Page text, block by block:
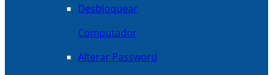
Desbloquear
Computador
Alterar Password